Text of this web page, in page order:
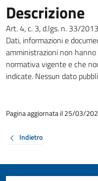
Descrizione
Art. 4, c. 3, d.lgs. n. 33/
Dati, informazioni e
amministrazioni non
normativa vigente e che
indicate. Nessun dato
Pagina aggiornata il 25/03/
Indietro